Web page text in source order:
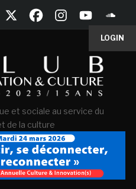
LOGIN
et sociale au service du
de la culture